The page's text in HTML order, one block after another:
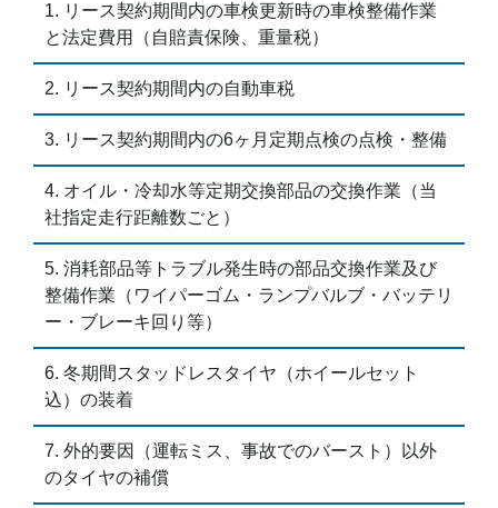
リース契約期間内の車検更新時の車検整備作業
と法定費用（自賠責保険、重量税）
リース契約期間内の自動車税
リース契約期間内の6ヶ月定期点検の点検・整備
オイル・冷却水等定期交換部品の交換作業（当
社指定走行距離数ごと）
消耗部品等トラブル発生時の部品交換作業及び
整備作業（ワイパーゴム・ランプバルブ・バッテリ
ー・ブレーキ回り等）
冬期間スタッドレスタイヤ（ホイールセット
込）の装着
外的要因（運転ミス、事故でのバースト）以外
のタイヤの補償